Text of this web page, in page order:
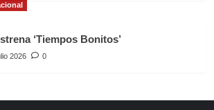
‘Tiempos Bonitos’
2026 0